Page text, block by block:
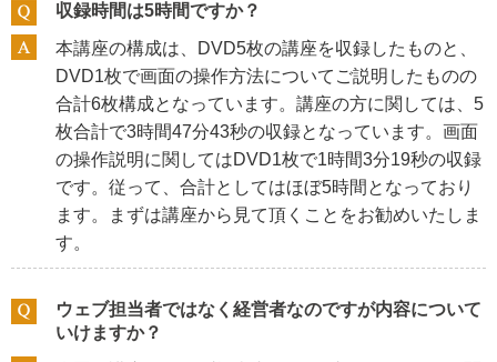
収録時間は5時間ですか？
本講座の構成は、DVD5枚の講座を収録したものと、
DVD1枚で画面の操作方法についてご説明したものの
合計6枚構成となっています。講座の方に関しては、5
枚合計で3時間47分43秒の収録となっています。画面
の操作説明に関してはDVD1枚で1時間3分19秒の収録
です。従って、合計としてはほぼ5時間となっており
ます。まずは講座から見て頂くことをお勧めいたしま
す。
ウェブ担当者ではなく経営者なのですが内容について
いけますか？